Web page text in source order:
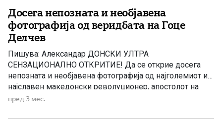
Досега непозната и необјавена
фотографија од веридбата на Гоце
Делчев
Пишува: Александар ДОНСКИ УЛТРА
СЕНЗАЦИОНАЛНО ОТКРИТИЕ! Да се открие досега
непозната и необјавена фотографија од најголемиот и
најславен македонски револуционер, апостолот на
македонското револуционерно движење и идол на
од најголемите историски откритија на македонската
пред 3 мес.